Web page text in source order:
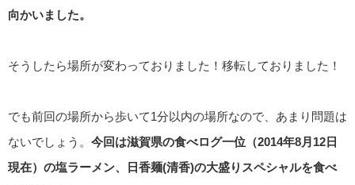
向かいました。
そうしたら場所が変わっておりました！移転しておりました！
でも前回の場所から歩いて1分以内の場所なので、あまり問題は
ないでしょう。 今回は滋賀県の食べログ一位（2014年8月12日
現在）の塩ラーメン、日香麺(清香)の大盛りスペシャルを食べ